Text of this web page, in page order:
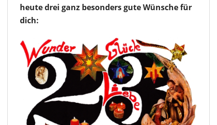
heute drei ganz besonders gute Wünsche für
dich: